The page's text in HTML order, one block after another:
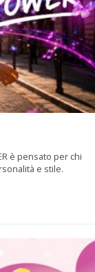
è pensato per chi
e stile.